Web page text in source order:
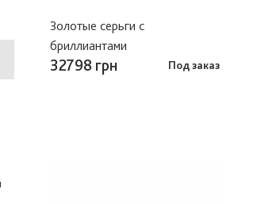
Золотые серьги с
бриллиантами
32798 грн Под заказ